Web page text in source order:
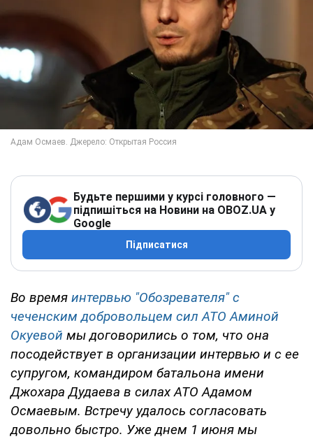
Будьте першими у курсі головного —
підпишіться на Новини на OBOZ.UA у
Google
Підписатися
Во время интервью "Обозревателя" с
чеченским добровольцем сил АТО Аминой
Окуевой мы договорились о том, что она
посодействует в организации интервью и с ее
супругом, командиром батальона имени
Джохара Дудаева в силах АТО Адамом
Осмаевым. Встречу удалось согласовать
довольно быстро. Уже днем 1 июня мы